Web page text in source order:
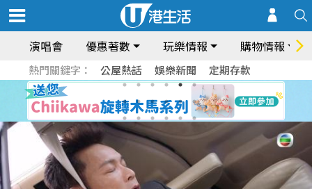
演唱會 優惠著數 玩樂情報 購物情報
熱門關鍵字： 公屋熱話 娛樂新聞 定期存款